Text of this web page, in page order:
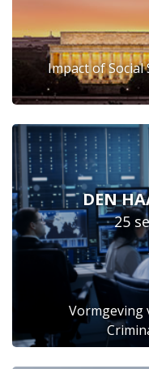
Impact of Social
DEN
25
Vormgeving